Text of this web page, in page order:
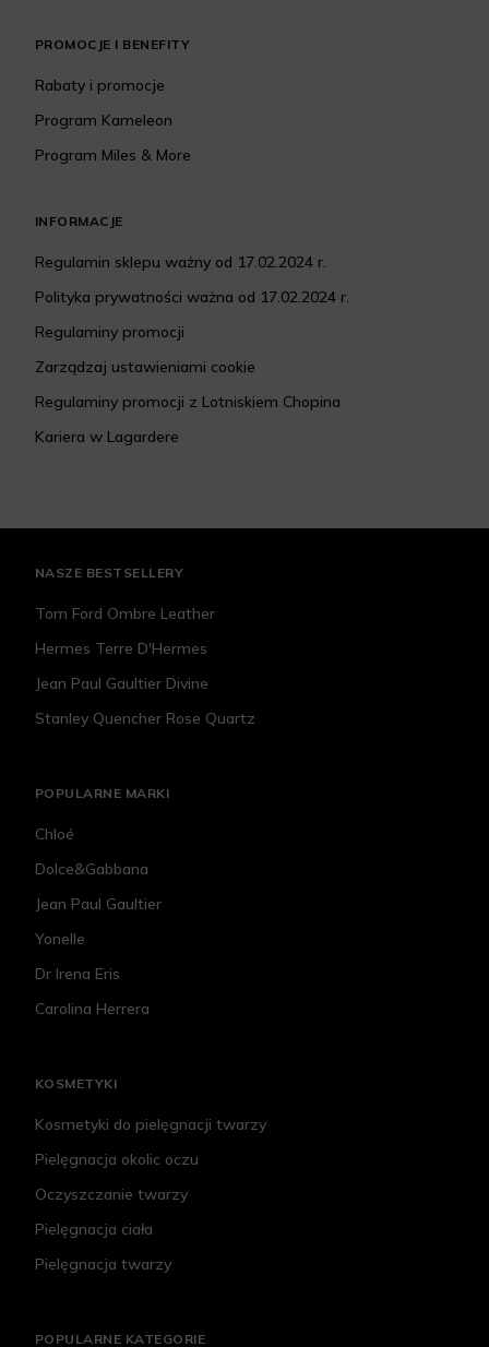
PROMOCJE I BENEFITY
Rabaty i promocje
Program Kameleon
Program Miles & More
INFORMACJE
Regulamin sklepu ważny od 17.02.2024 r.
Polityka prywatności ważna od 17.02.2024 r.
Regulaminy promocji
Zarządzaj ustawieniami cookie
Regulaminy promocji z Lotniskiem Chopina
Kariera w Lagardere
NASZE BESTSELLERY
Tom Ford Ombre Leather
Hermes Terre D'Hermes
Jean Paul Gaultier Divine
Stanley Quencher Rose Quartz
POPULARNE MARKI
Chloé
Dolce&Gabbana
Jean Paul Gaultier
Yonelle
Dr Irena Eris
Carolina Herrera
KOSMETYKI
Kosmetyki do pielęgnacji twarzy
Pielęgnacja okolic oczu
Oczyszczanie twarzy
Pielęgnacja ciała
Pielęgnacja twarzy
POPULARNE KATEGORIE